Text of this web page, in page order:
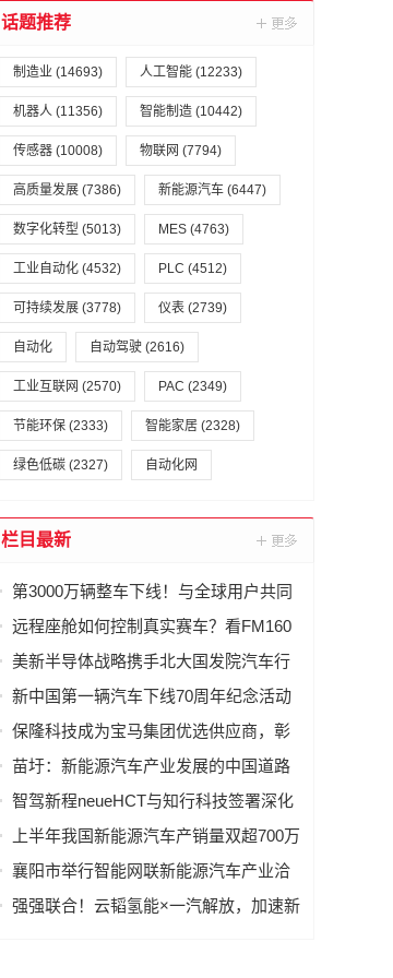
(1)
话题推荐
制造业 (14693) 人工智能 (12233)
机器人 (11356) 智能制造 (10442)
传感器 (10008) 物联网 (7794)
高质量发展 (7386) 新能源汽车 (6447)
数字化转型 (5013) MES (4763)
工业自动化 (4532) PLC (4512)
可持续发展 (3778) 仪表 (2739)
自动化 自动驾驶 (2616)
工业互联网 (2570) PAC (2349)
节能环保 (2333) 智能家居 (2328)
绿色低碳 (2327) 自动化网
栏目最新
第3000万辆整车下线！与全球用户共同
见证广汽里程碑时刻
远程座舱如何控制真实赛车？看FM160
的5G数传能力
美新半导体战略携手北大国发院汽车行
业协会，共话AI时代产业新增长
新中国第一辆汽车下线70周年纪念活动
举行
保隆科技成为宝马集团优选供应商，彰
显核心技术实力
苗圩：新能源汽车产业发展的中国道路
智驾新程neueHCT与知行科技签署深化
战略合作备忘录，携手拓局海外智驾市
上半年我国新能源汽车产销量双超700万
辆
襄阳市举行智能网联新能源汽车产业洽
谈会
强强联合！云韬氢能×一汽解放，加速新